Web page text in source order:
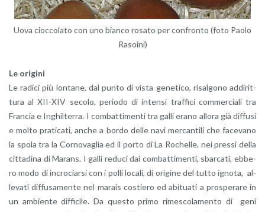
Uova cioc­co­la­to con uno bian­co ro­sa­to per con­fron­to (foto Paolo
Ra­soi­ni)
Le ori­gi­ni
Le ra­di­ci più lon­ta­ne, dal punto di vista ge­ne­ti­co, ri­sal­go­no ad­di­rit­
tu­ra al XII-XIV se­co­lo, pe­rio­do di in­ten­si traf­fi­ci com­mer­cia­li tra
Fran­cia e In­ghil­ter­ra. I com­bat­ti­men­ti tra galli erano al­lo­ra già dif­fu­si
e molto pra­ti­ca­ti, anche a bordo delle navi mer­can­ti­li che fa­ce­va­no
la spola tra la Cor­no­va­glia ed il porto di La Ro­chel­le, nei pres­si della
cit­ta­di­na di Ma­rans. I galli re­du­ci dai com­bat­ti­men­ti, sbar­ca­ti, eb­be­
ro modo di in­cro­ciar­si con i polli lo­ca­li, di ori­gi­ne del tutto igno­ta, al­
le­va­ti dif­fu­sa­men­te nel ma­rais co­stie­ro ed abi­tua­ti a pro­spe­ra­re in
un am­bien­te dif­fi­ci­le. Da que­sto primo ri­me­sco­la­men­to di geni